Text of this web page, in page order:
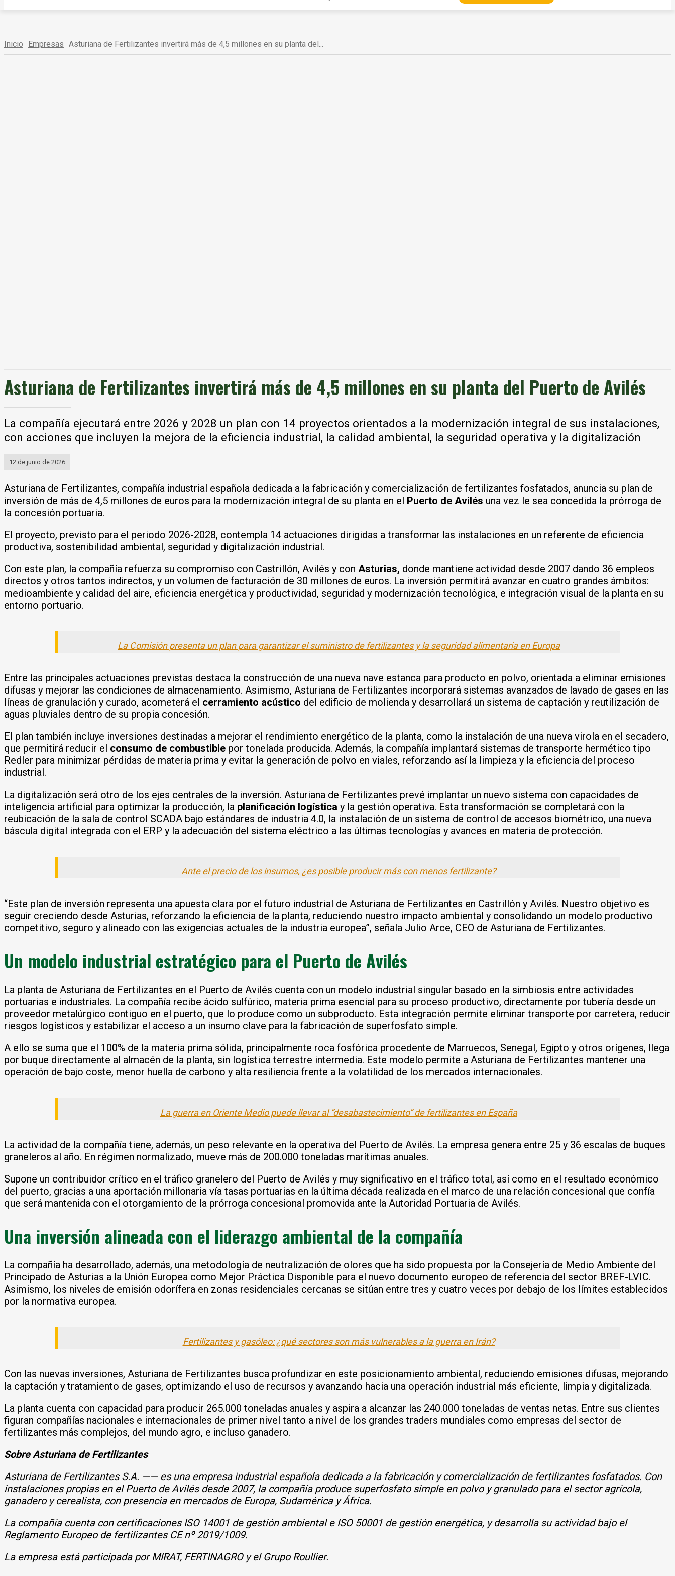
Inicio Empresas Asturiana de Fertilizantes invertirá más de 4,5 millones en su planta del...
Asturiana de Fertilizantes invertirá más de 4,5 millones en su planta del Puerto de Avilés
La compañía ejecutará entre 2026 y 2028 un plan con 14 proyectos orientados a la modernización integral de sus instalaciones,
con acciones que incluyen la mejora de la eficiencia industrial, la calidad ambiental, la seguridad operativa y la digitalización
12 de junio de 2026
Asturiana de Fertilizantes, compañía industrial española dedicada a la fabricación y comercialización de fertilizantes fosfatados, anuncia su plan de
inversión de más de 4,5 millones de euros para la modernización integral de su planta en el Puerto de Avilés una vez le sea concedida la prórroga de
la concesión portuaria.
El proyecto, previsto para el periodo 2026-2028, contempla 14 actuaciones dirigidas a transformar las instalaciones en un referente de eficiencia
productiva, sostenibilidad ambiental, seguridad y digitalización industrial.
Con este plan, la compañía refuerza su compromiso con Castrillón, Avilés y con Asturias, donde mantiene actividad desde 2007 dando 36 empleos
directos y otros tantos indirectos, y un volumen de facturación de 30 millones de euros. La inversión permitirá avanzar en cuatro grandes ámbitos:
medioambiente y calidad del aire, eficiencia energética y productividad, seguridad y modernización tecnológica, e integración visual de la planta en su
entorno portuario.
La Comisión presenta un plan para garantizar el suministro de fertilizantes y la seguridad alimentaria en Europa
Entre las principales actuaciones previstas destaca la construcción de una nueva nave estanca para producto en polvo, orientada a eliminar emisiones
difusas y mejorar las condiciones de almacenamiento. Asimismo, Asturiana de Fertilizantes incorporará sistemas avanzados de lavado de gases en las
líneas de granulación y curado, acometerá el cerramiento acústico del edificio de molienda y desarrollará un sistema de captación y reutilización de
aguas pluviales dentro de su propia concesión.
El plan también incluye inversiones destinadas a mejorar el rendimiento energético de la planta, como la instalación de una nueva virola en el secadero,
que permitirá reducir el consumo de combustible por tonelada producida. Además, la compañía implantará sistemas de transporte hermético tipo
Redler para minimizar pérdidas de materia prima y evitar la generación de polvo en viales, reforzando así la limpieza y la eficiencia del proceso
industrial.
La digitalización será otro de los ejes centrales de la inversión. Asturiana de Fertilizantes prevé implantar un nuevo sistema con capacidades de
inteligencia artificial para optimizar la producción, la planificación logística y la gestión operativa. Esta transformación se completará con la
reubicación de la sala de control SCADA bajo estándares de industria 4.0, la instalación de un sistema de control de accesos biométrico, una nueva
báscula digital integrada con el ERP y la adecuación del sistema eléctrico a las últimas tecnologías y avances en materia de protección.
Ante el precio de los insumos, ¿es posible producir más con menos fertilizante?
“Este plan de inversión representa una apuesta clara por el futuro industrial de Asturiana de Fertilizantes en Castrillón y Avilés. Nuestro objetivo es
seguir creciendo desde Asturias, reforzando la eficiencia de la planta, reduciendo nuestro impacto ambiental y consolidando un modelo productivo
competitivo, seguro y alineado con las exigencias actuales de la industria europea”, señala Julio Arce, CEO de Asturiana de Fertilizantes.
Un modelo industrial estratégico para el Puerto de Avilés
La planta de Asturiana de Fertilizantes en el Puerto de Avilés cuenta con un modelo industrial singular basado en la simbiosis entre actividades
portuarias e industriales. La compañía recibe ácido sulfúrico, materia prima esencial para su proceso productivo, directamente por tubería desde un
proveedor metalúrgico contiguo en el puerto, que lo produce como un subproducto. Esta integración permite eliminar transporte por carretera, reducir
riesgos logísticos y estabilizar el acceso a un insumo clave para la fabricación de superfosfato simple.
A ello se suma que el 100% de la materia prima sólida, principalmente roca fosfórica procedente de Marruecos, Senegal, Egipto y otros orígenes, llega
por buque directamente al almacén de la planta, sin logística terrestre intermedia. Este modelo permite a Asturiana de Fertilizantes mantener una
operación de bajo coste, menor huella de carbono y alta resiliencia frente a la volatilidad de los mercados internacionales.
La guerra en Oriente Medio puede llevar al “desabastecimiento” de fertilizantes en España
La actividad de la compañía tiene, además, un peso relevante en la operativa del Puerto de Avilés. La empresa genera entre 25 y 36 escalas de buques
graneleros al año. En régimen normalizado, mueve más de 200.000 toneladas marítimas anuales.
Supone un contribuidor crítico en el tráfico granelero del Puerto de Avilés y muy significativo en el tráfico total, así como en el resultado económico
del puerto, gracias a una aportación millonaria vía tasas portuarias en la última década realizada en el marco de una relación concesional que confía
que será mantenida con el otorgamiento de la prórroga concesional promovida ante la Autoridad Portuaria de Avilés.
Una inversión alineada con el liderazgo ambiental de la compañía
La compañía ha desarrollado, además, una metodología de neutralización de olores que ha sido propuesta por la Consejería de Medio Ambiente del
Principado de Asturias a la Unión Europea como Mejor Práctica Disponible para el nuevo documento europeo de referencia del sector BREF-LVIC.
Asimismo, los niveles de emisión odorífera en zonas residenciales cercanas se sitúan entre tres y cuatro veces por debajo de los límites establecidos
por la normativa europea.
Fertilizantes y gasóleo: ¿qué sectores son más vulnerables a la guerra en Irán?
Con las nuevas inversiones, Asturiana de Fertilizantes busca profundizar en este posicionamiento ambiental, reduciendo emisiones difusas, mejorando
la captación y tratamiento de gases, optimizando el uso de recursos y avanzando hacia una operación industrial más eficiente, limpia y digitalizada.
La planta cuenta con capacidad para producir 265.000 toneladas anuales y aspira a alcanzar las 240.000 toneladas de ventas netas. Entre sus clientes
figuran compañías nacionales e internacionales de primer nivel tanto a nivel de los grandes traders mundiales como empresas del sector de
fertilizantes más complejos, del mundo agro, e incluso ganadero.
Sobre Asturiana de Fertilizantes
Asturiana de Fertilizantes S.A. —— es una empresa industrial española dedicada a la fabricación y comercialización de fertilizantes fosfatados. Con
instalaciones propias en el Puerto de Avilés desde 2007, la compañía produce superfosfato simple en polvo y granulado para el sector agrícola,
ganadero y cerealista, con presencia en mercados de Europa, Sudamérica y África.
La compañía cuenta con certificaciones ISO 14001 de gestión ambiental e ISO 50001 de gestión energética, y desarrolla su actividad bajo el
Reglamento Europeo de fertilizantes CE nº 2019/1009.
La empresa está participada por MIRAT, FERTINAGRO y el Grupo Roullier.